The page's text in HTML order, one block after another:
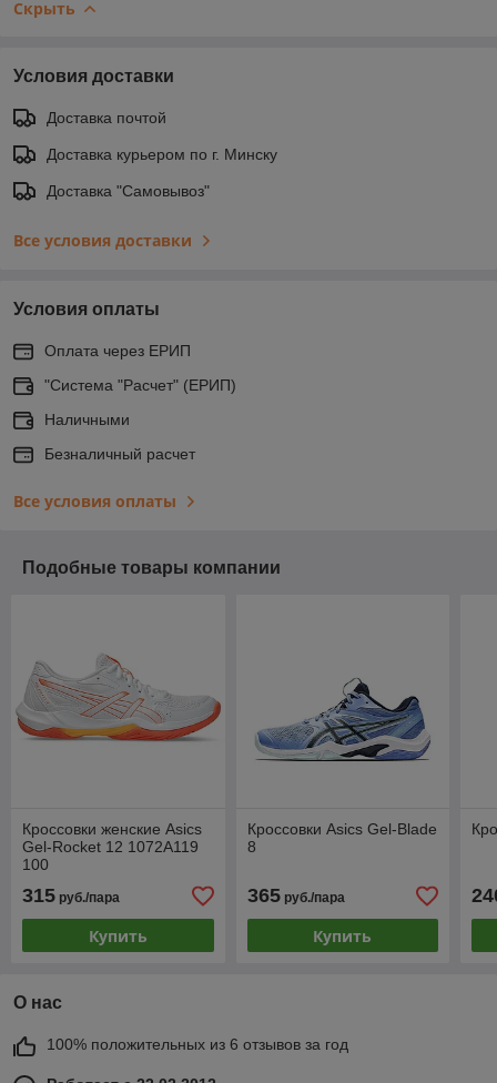
Скрыть
Условия доставки
Доставка почтой
Доставка курьером по г. Минску
Доставка "Самовывоз"
Все условия доставки
Условия оплаты
Оплата через ЕРИП
"Система "Расчет" (ЕРИП)
Наличными
Безналичный расчет
Все условия оплаты
Подобные товары компании
Кроссовки женские Asics
Gel-Rocket 12 1072A119
100
315 руб./пара
Купить
Кроссовки Asics Gel-Blade
8
365руб./пара
Купить
О нас
100% положительных из 6 отзывов за год